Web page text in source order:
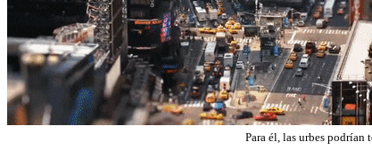
Para él, las urbes